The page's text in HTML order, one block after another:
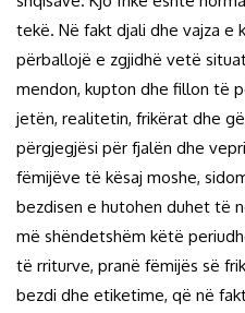
tekë. Në fakt djali dhe vajza e
përballojë e zgjidhë vetë
mendon, kupton dhe fillon të
jetën, realitetin, frikërat dhe
përgjegjësi për fjalën dhe
fëmijëve të kësaj moshe,
bezdisen e hutohen duhet të
më shëndetshëm këtë
të rriturve, pranë fëmijës së
bezdi dhe etiketime, që në